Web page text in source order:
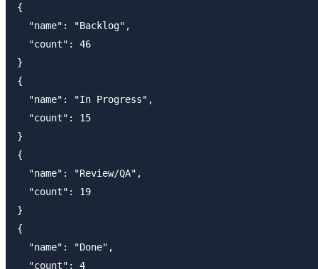
{
  "name": "Backlog",
  "count": 46
}
{
  "name": "In Progress",
  "count": 15
}
{
  "name": "Review/QA",
  "count": 19
}
{
  "name": "Done",
  "count": 4